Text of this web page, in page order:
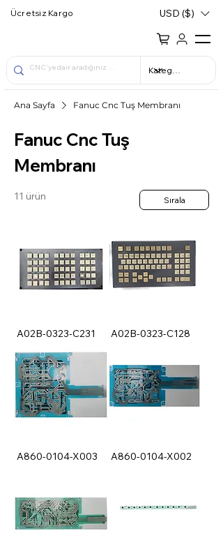
Ücretsiz Kargo USD ($)
Ana Sayfa Fanuc Cnc Tuş Membranı
Fanuc Cnc Tuş
Membranı
11 ürün Sırala
A02B-0323-C231 A02B-0323-C128
A860-0104-X003 A860-0104-X002